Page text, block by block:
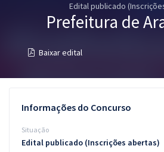
Conteúdo gratuito
Edital publicado
Prefeitura de
Baixar edital
Informações do Concurso
Situação
Edital publicado (Inscrições abertas)